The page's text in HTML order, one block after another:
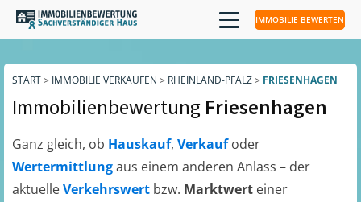
IMMOBILIE BEWERTEN
START> IMMOBILIE VERKAUFEN > RHEINLAND-PFALZ> FRIESENHAGEN
Immobilienbewertung Friesenhagen
Ganz gleich, ob Hauskauf, Verkaufoder
Wertermittlungaus einem anderen Anlass – der
aktuelleVerkehrswert bzw. Marktwert einer